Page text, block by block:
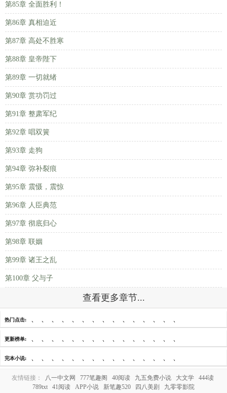
第85章 全面胜利！
第86章 真相迫近
第87章 高处不胜寒
第88章 皇帝陛下
第89章 一切就绪
第90章 赏功罚过
第91章 整肃军纪
第92章 唱双簧
第93章 走狗
第94章 弥补裂痕
第95章 震慑，震惊
第96章 人臣典范
第97章 彻底归心
第98章 联姻
第99章 诸王之乱
第100章 父与子
查看更多章节...
热门点击: 、 、 、 、 、 、 、 、 、 、 、 、 、 、 、
更新榜单: 、 、 、 、 、 、 、 、 、 、 、 、 、 、 、
完本小说: 、 、 、 、 、 、 、 、 、 、 、 、 、 、 、
友情链接： 八一中文网 777笔趣阁 40阅读 九五免费小说 大文学
444读
789txt
41阅读 APP小说 新笔趣520 四八美剧 九零零影院